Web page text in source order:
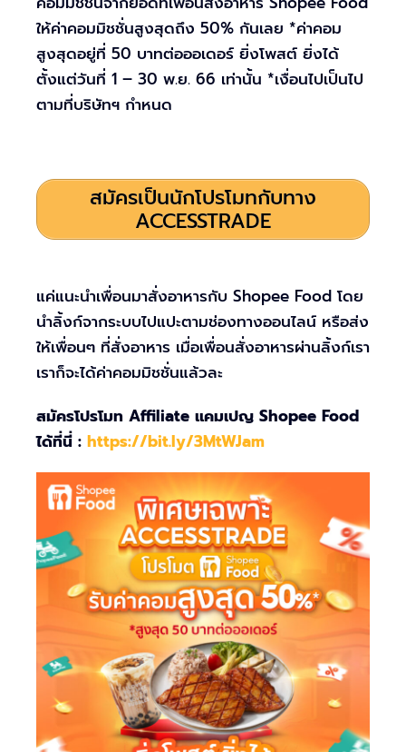
ให้ค่าคอมมิชชั่นสูงสุดถึง 50% กันเลย *ค่าคอม
สูงสุดอยู่ที่ 50 บาทต่อออเดอร์ ยิ่งโพสต์ ยิ่งได้
ตั้งแต่วันที่ 1 – 30 พ.ย. 66 เท่านั้น *เงื่อนไปเป็นไป
ตามที่บริษัทฯ กำหนด
สมัครเป็นนักโปรโมทกับทาง
ACCESSTRADE
แค่แนะนำเพื่อนมาสั่งอาหารกับ Shopee Food โดย
นำลิ้งก์จากระบบไปแปะตามช่องทางออนไลน์ หรือส่ง
ให้เพื่อนๆ ที่สั่งอาหาร เมื่อเพื่อนสั่งอาหารผ่านลิ้งก์เรา
เราก็จะได้ค่าคอมมิชชั่นแล้วละ
สมัครโปรโมท Affiliate แคมเปญ Shopee Food
ได้ที่นี่ : https://bit.ly/3MtWJam